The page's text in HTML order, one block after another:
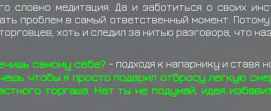
Сандайме Эйзабирает
Сандайме Эй
забирает
словно медитация. Да и заботиться о своих
проблем в самый ответственный момент.
хоть и следил за нитью разговора, что
самому себе? - подходя к напарнику и ставя
чтобы я просто подарил отбросу легкую
торгаша. Нет ты не подумай, идея